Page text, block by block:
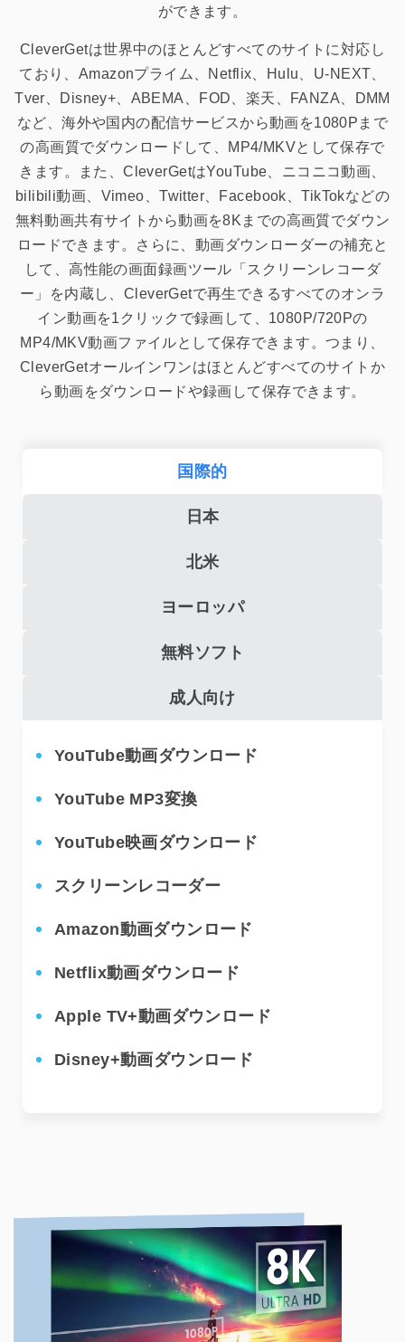
ができます。
CleverGetは世界中のほとんどすべてのサイトに対応し
ており、Amazonプライム、Netflix、Hulu、U-NEXT、
Tver、Disney+、ABEMA、FOD、楽天、FANZA、DMM
など、海外や国内の配信サービスから動画を1080Pまで
の高画質でダウンロードして、MP4/MKVとして保存で
きます。また、CleverGetはYouTube、ニコニコ動画、
bilibili動画、Vimeo、Twitter、Facebook、TikTokなどの
無料動画共有サイトから動画を8Kまでの高画質でダウン
ロードできます。さらに、動画ダウンローダーの補充と
して、高性能の画面録画ツール「スクリーンレコーダ
ー」を内蔵し、CleverGetで再生できるすべてのオンラ
イン動画を1クリックで録画して、1080P/720Pの
MP4/MKV動画ファイルとして保存できます。つまり、
CleverGetオールインワンはほとんどすべてのサイトか
ら動画をダウンロードや録画して保存できます。
国際的
日本
北米
ヨーロッパ
無料ソフト
成人向け
YouTube動画ダウンロード
YouTube MP3変換
YouTube映画ダウンロード
スクリーンレコーダー
Amazon動画ダウンロード
Netflix動画ダウンロード
Apple TV+動画ダウンロード
Disney+動画ダウンロード